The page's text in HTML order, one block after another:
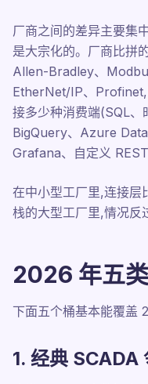
厂商之间的差异主要集
是大宗化的。厂商比拼
Allen-Bradley、
EtherNet/IP、Profinet,
接多少种消费端(SQL、
BigQuery、Azure
Grafana、自定义 REST
在中小型工厂里,连接层
栈的大型工厂里,情况反
2026 年五
下面五个桶基本能覆盖
1. 经典 SCADA